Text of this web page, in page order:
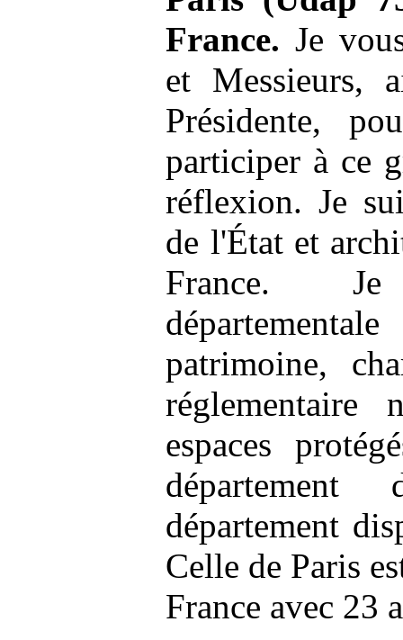
France. Je
et Messieurs,
Présidente,
participer à ce
réflexion. Je
de l'État et
France.
patrimoine,
réglementaire
espaces
département
Celle de Paris
France avec 23